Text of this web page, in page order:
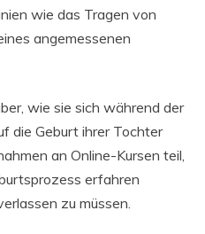
wie das Tragen von
angemessenen
wie sie sich während der
die Geburt ihrer Tochter
an Online-Kursen teil,
erfahren
zu müssen.